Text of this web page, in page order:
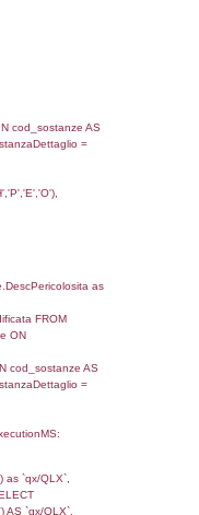
=
AND
f_territori_limitrofi
ON
=
=
AND